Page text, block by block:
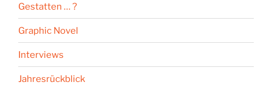
Gestatten … ?
Graphic Novel
Interviews
Jahresrückblick